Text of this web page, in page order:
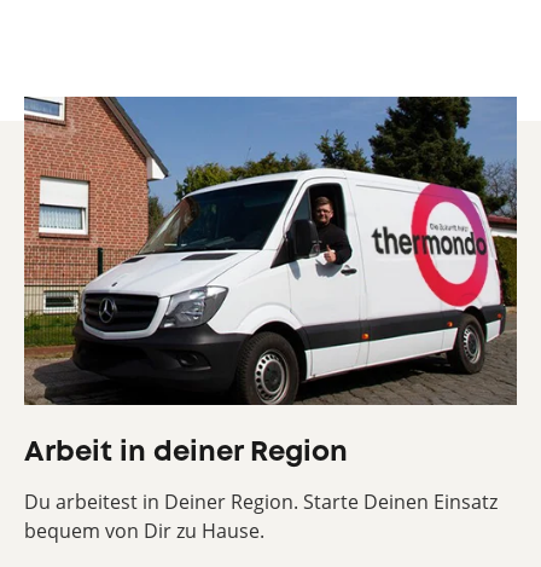
Arbeit in deiner Region
Du arbeitest in Deiner Region. Starte Deinen Einsatz
bequem von Dir zu Hause.